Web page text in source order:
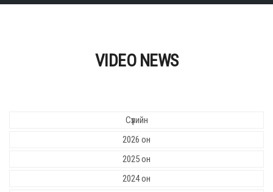
VIDEO NEWS
Сүүлийн
2026 он
2025 он
2024 он